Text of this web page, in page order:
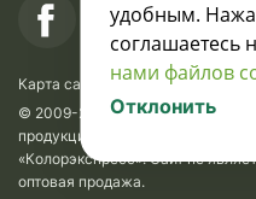
Карта сайта
© 2009-2026 Krasavik.by.
продукция и сувениры с
«Колорэкспресс». Сайт не
оптовая продажа.
удобным.
соглашаетесь
нами файлов
Отклонить